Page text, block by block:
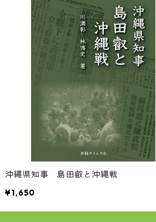
沖縄県知事 島田叡と沖縄戦
¥1,650